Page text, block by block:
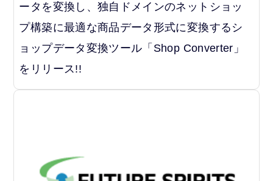
ータを変換し、独自ドメインのネットショッ
プ構築に最適な商品データ形式に変換するシ
ョップデータ変換ツール「Shop Converter」
をリリース!!